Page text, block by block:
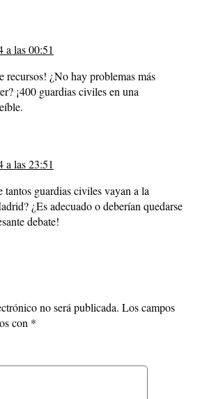
a las 00:51
recursos! ¿No hay problemas más
¡400 guardias civiles en una
a las 23:51
tantos guardias civiles vayan a la
¿Es adecuado o deberían quedarse
debate!
no será publicada. Los campos
con *